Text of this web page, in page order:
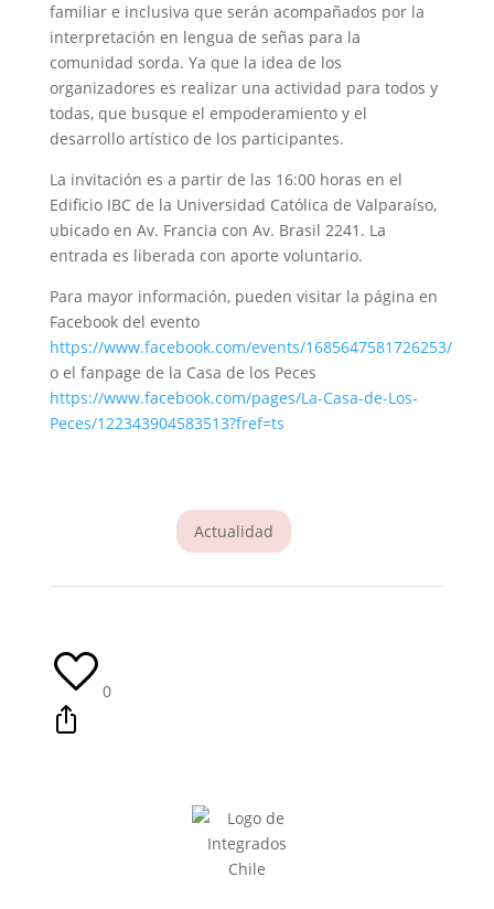
familiar e inclusiva que serán acompañados por la
interpretación en lengua de señas para la
comunidad sorda. Ya que la idea de los
organizadores es realizar una actividad para todos y
todas, que busque el empoderamiento y el
desarrollo artístico de los participantes.
La invitación es a partir de las 16:00 horas en el
Edificio IBC de la Universidad Católica de Valparaíso,
ubicado en Av. Francia con Av. Brasil 2241. La
entrada es liberada con aporte voluntario.
Para mayor información, pueden visitar la página en
Facebook del evento
https://www.facebook.com/events/1685647581726253/
o el fanpage de la Casa de los Peces
https://www.facebook.com/pages/La-Casa-de-Los-
Peces/122343904583513?fref=ts
Actualidad
0